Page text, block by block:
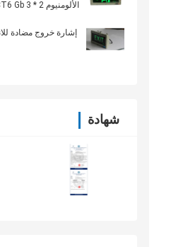
الألومنيوم 2 * 3 W IP66 Ex Db Eb IICT6 Gb
شهادة